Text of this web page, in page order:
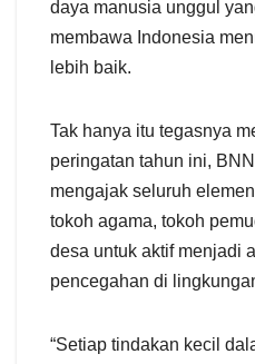
daya manusia unggul
membawa Indonesia
lebih baik.
Tak hanya itu tegasnya
peringatan tahun ini,
mengajak seluruh
tokoh agama, tokoh
desa untuk aktif menjadi
pencegahan di
“Setiap tindakan kecil